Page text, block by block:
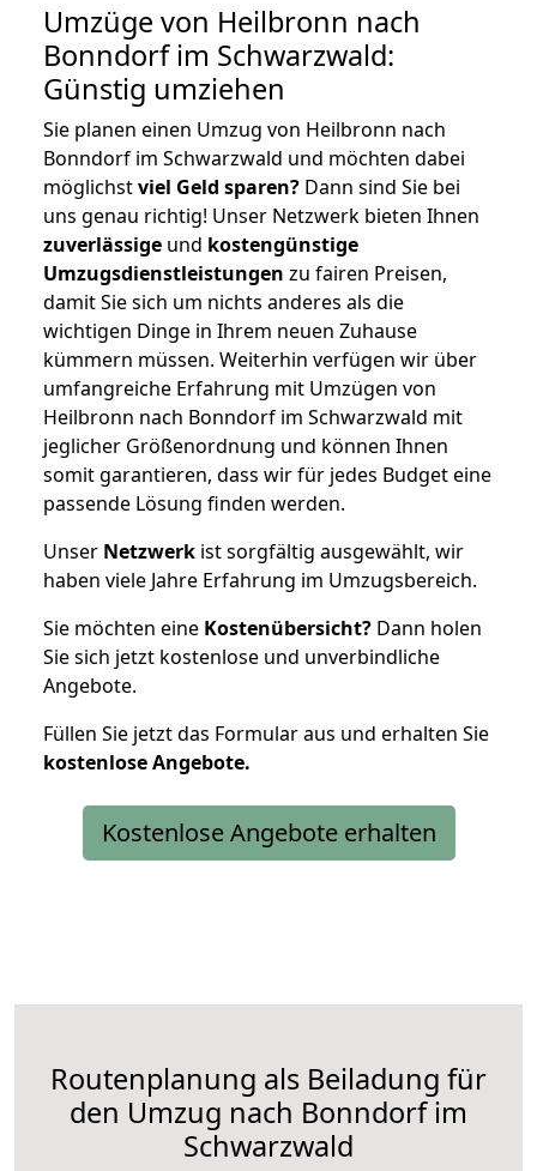
Umzüge von Heilbronn nach
Bonndorf im Schwarzwald:
Günstig umziehen
Sie planen einen Umzug von Heilbronn nach
Bonndorf im Schwarzwald und möchten dabei
möglichstviel Geld sparen? Dann sind Sie bei
uns genau richtig! Unser Netzwerk bieten Ihnen
zuverlässige und kostengünstige
Umzugsdienstleistungen zu fairen Preisen,
damit Sie sich um nichts anderes als die
wichtigen Dinge in Ihrem neuen Zuhause
kümmern müssen. Weiterhin verfügen wir über
umfangreiche Erfahrung mit Umzügen von
Heilbronn nach Bonndorf im Schwarzwald mit
jeglicher Größenordnung und können Ihnen
somit garantieren, dass wir für jedes Budget eine
passende Lösung finden werden.
Unser Netzwerk ist sorgfältig ausgewählt, wir
haben viele Jahre Erfahrung im Umzugsbereich.
Sie möchten eine Kostenübersicht? Dann holen
Sie sich jetzt kostenlose und unverbindliche
Angebote.
Füllen Sie jetzt das Formular aus und erhalten Sie
kostenloseAngebote.
Kostenlose Angebote erhalten
Routenplanung als Beiladung für
den Umzug nach Bonndorf im
Schwarzwald